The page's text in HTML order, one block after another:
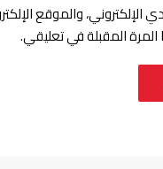
الإلكتروني، والموقع
المقبلة في تعليقي.